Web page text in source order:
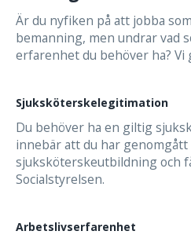
Är du nyfiken på att jobba
bemanning, men undrar vad
erfarenhet du behöver ha? Vi
Sjuksköterskelegitimation
Du behöver ha en giltig
innebär att du har genomgått
sjuksköterskeutbildning och
Socialstyrelsen.
Arbetslivserfarenhet